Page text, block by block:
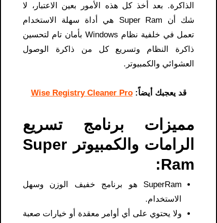
الذاكرة. بعد أخذ كل هذه الأمور بعين الاعتبار، لا
شك أن Super Ram هي أداة سهلة الاستخدام
تعمل في خلفية نظام Windows بأمان تام لتحسين
ذاكرة النظام وتسريع كل من ذاكرة الوصول
العشوائي والكمبيوتر.
قد يعجبك أيضاً:Wise Registry Cleaner Pro
مميزات برنامج تسريع
الرامات والكمبيوتر Super
Ram:
SuperRam هو برنامج خفيف الوزن وسهل
الاستخدام.
ولا يحتوي على أي أوامر معقدة أو خيارات صعبة